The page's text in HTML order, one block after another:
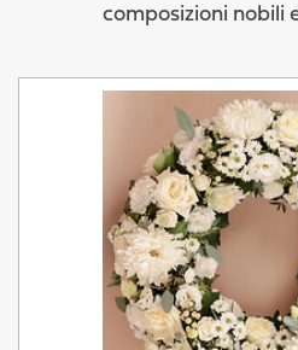
composizioni nobili